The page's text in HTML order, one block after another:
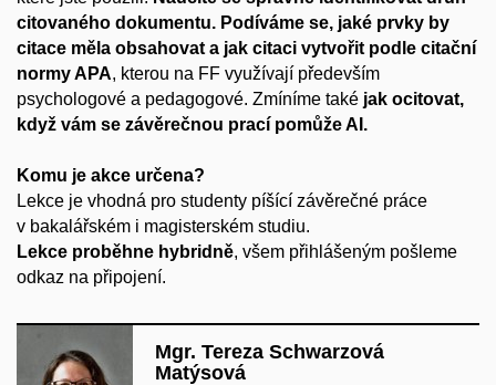
citovaného dokumentu. Podíváme se, jaké prvky by
citace měla obsahovat a jak citaci vytvořit podle citační
normy APA, kterou na FF využívají především
psychologové a pedagogové. Zmíníme také jak ocitovat,
když vám se závěrečnou prací pomůže AI.
Komu je akce určena?
Lekce je vhodná pro studenty píšící závěrečné práce
v bakalářském i magisterském studiu.
Lekce proběhne hybridně, všem přihlášeným pošleme
odkaz na připojení.
Mgr. Tereza Schwarzová
Matýsová